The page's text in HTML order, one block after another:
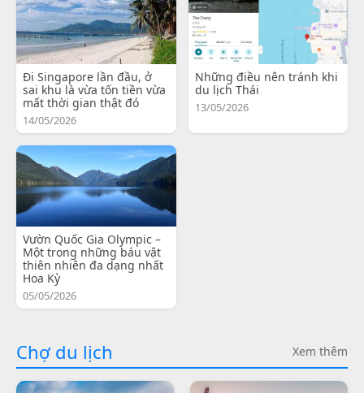
Đi Singapore lần đầu, ở
sai khu là vừa tốn tiền vừa
mất thời gian thật đó
14/05/2026
Những điều nên tránh khi
du lịch Thái
13/05/2026
Vườn Quốc Gia Olympic –
Một trong những báu vật
thiên nhiên đa dạng nhất
Hoa Kỳ
05/05/2026
Chợ du lịch Xem thêm